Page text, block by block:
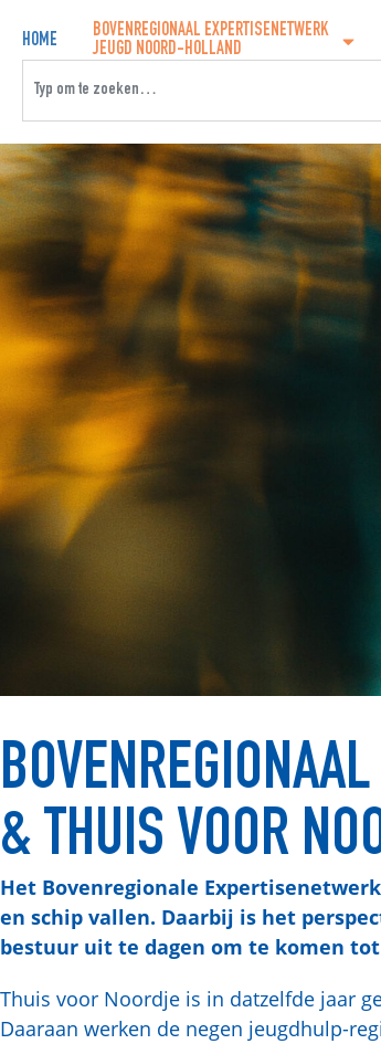
HOME
BOVENREGIONAAL EXPERTISENETWERK
JEUGD NOORD-HOLLAND
& THUIS VOOR
Het Bovenregionale
en schip vallen. Daarbij is het
bestuur uit te dagen om te komen
Thuis voor Noordje is in datzelfde jaar
Daaraan werken de negen jeugdhulp-